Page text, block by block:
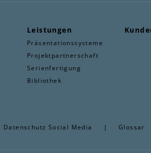
Leistungen
Präsentationssysteme
Projektpartnerschaft
Serienfertigung
Bibliothek
Datenschutz Social Media |Glossar